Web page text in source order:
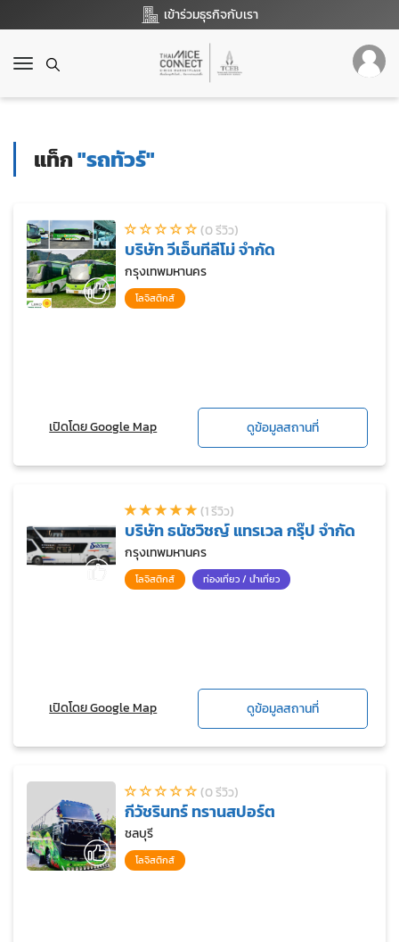
เข้าร่วมธุรกิจกับเรา
T
g
g
a
แท็ก"รถทัวร์"
(0 รีวิว)
บริษัท วีเอ็นทีลีโม่ จำกัด
กรุงเทพมหานคร
โลจิสติกส์
เปิดโดย Google Map ดูข้อมูลสถานที่
(1 รีวิว)
บริษัท ธนัชวิชญ์ แทรเวล กรุ๊ป จำกัด
กรุงเทพมหานคร
โลจิสติกส์ ท่องเที่ยว / นำเที่ยว
เปิดโดย Google Map ดูข้อมูลสถานที่
(0 รีวิว)
กีวัชรินทร์ ทรานสปอร์ต
ชลบุรี
โลจิสติกส์